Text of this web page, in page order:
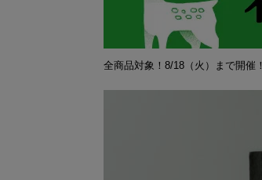
全商品対象！8/18（火）まで開催！